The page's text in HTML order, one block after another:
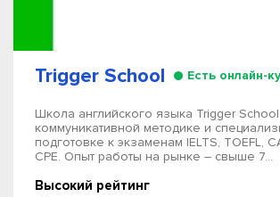
Trigger School Есть онлайн-
Школа английского языка Trigger
коммуникативной методике и
подготовке к экзаменам IELTS, TOEFL,
CPE. Опыт работы на рынке – свыше 7...
Высокий рейтинг